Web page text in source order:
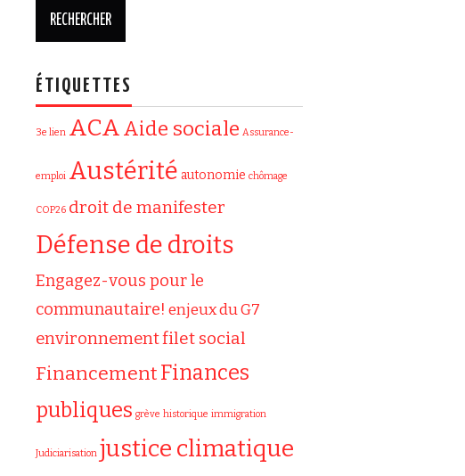
ÉTIQUETTES
3e lien ACAAide sociale Assurance-
emploi Austérité autonomie chômage
COP26 droit de manifester
Défense de droits
Engagez-vous pour le
communautaire! enjeux du G7
environnementfilet social
FinancementFinances
publiques grève historique immigration
Judiciarisation justice climatique